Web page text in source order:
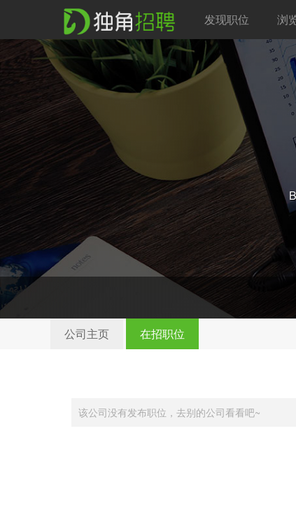
发现职位 浏
公司主页 在招职位
该公司没有发布职位，去别的公司看看吧~